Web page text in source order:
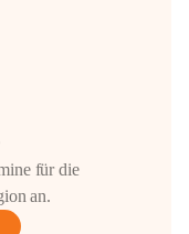
für die
an.